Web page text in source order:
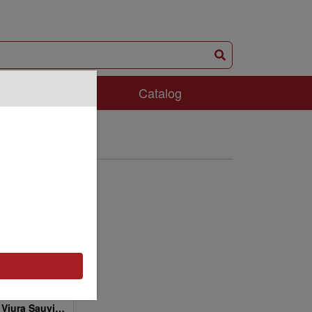
Catalog
Manos Libre Viura Sauvignon Blanc Organic